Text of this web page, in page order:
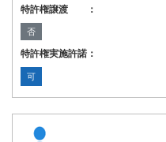
特許権譲渡 ：
否
特許権実施許諾：
可